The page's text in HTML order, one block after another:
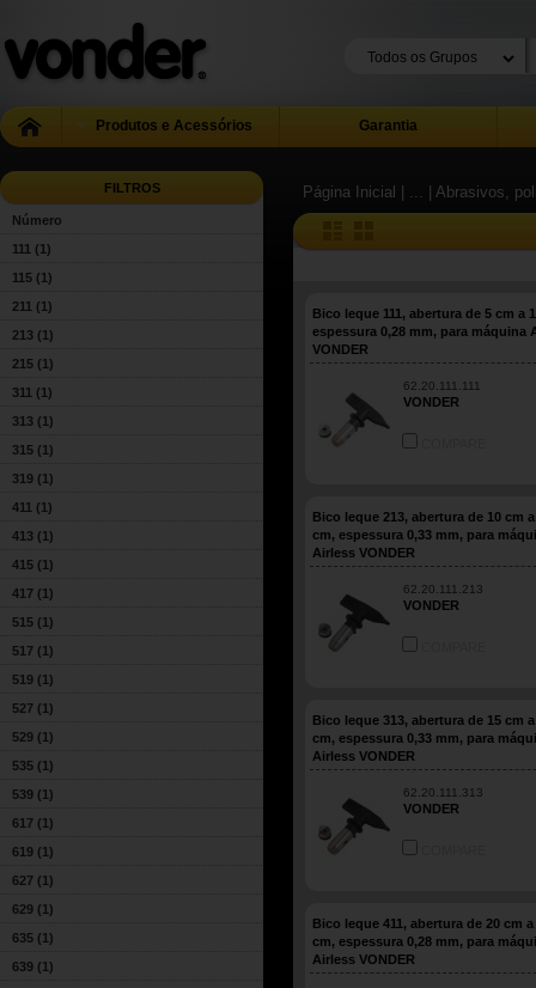
Produtos e Acessórios Garantia
FILTROS
Número
111 (1)
115 (1)
211 (1)
213 (1)
215 (1)
311 (1)
313 (1)
315 (1)
319 (1)
411 (1)
413 (1)
415 (1)
417 (1)
515 (1)
517 (1)
519 (1)
527 (1)
529 (1)
535 (1)
539 (1)
617 (1)
619 (1)
627 (1)
629 (1)
635 (1)
639 (1)
Página Inicial | ... | Abrasivos,
Bico leque 111, abertura de 5 cm a
espessura 0,28 mm, para máquina
VONDER
62.20.111.111
VONDER
Bico leque 213, abertura de 10 cm a
cm, espessura 0,33 mm, para
Airless VONDER
62.20.111.213
VONDER
Bico leque 313, abertura de 15 cm a
cm, espessura 0,33 mm, para
Airless VONDER
62.20.111.313
VONDER
Bico leque 411, abertura de 20 cm a
cm, espessura 0,28 mm, para
Airless VONDER